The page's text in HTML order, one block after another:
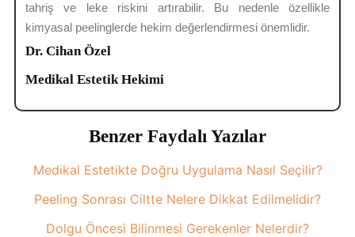
tahriş ve leke riskini artırabilir. Bu nedenle özellikle
kimyasal peelinglerde hekim değerlendirmesi önemlidir.
Dr. Cihan Özel
Medikal Estetik Hekimi
Benzer Faydalı Yazılar
Medikal Estetikte Doğru Uygulama Nasıl Seçilir?
Peeling Sonrası Ciltte Nelere Dikkat Edilmelidir?
Dolgu Öncesi Bilinmesi Gerekenler Nelerdir?